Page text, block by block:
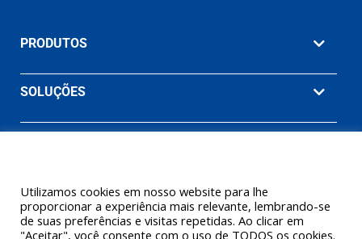
PRODUTOS
SOLUÇÕES
EMPRESA
Utilizamos cookies em nosso website para lhe
proporcionar a experiência mais relevante, lembrando-se
de suas preferências e visitas repetidas. Ao clicar em
"Aceitar", você consente com o uso de TODOS os cookies.